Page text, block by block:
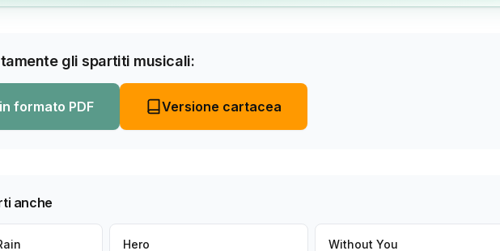
gli spartiti musicali:
formato PDF Versione cartacea
anche
Hero Without You